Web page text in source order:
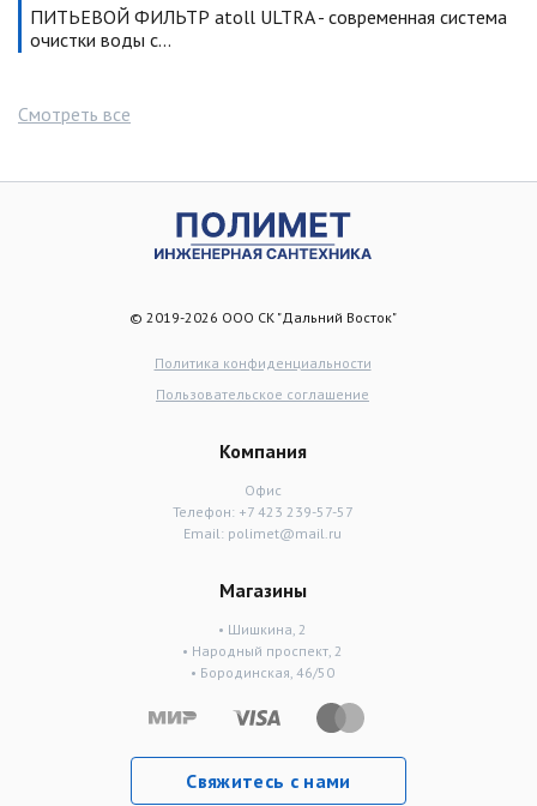
ПИТЬЕВОЙ ФИЛЬТР atoll ULTRA - современная система
очистки воды с…
Смотреть все
© 2019-2026 ООО СК "Дальний Восток"
Политика конфиденциальности
Пользовательское соглашение
Компания
Офис
Телефон: +7 423 239-57-57
Email: polimet@mail.ru
Магазины
• Шишкина, 2
• Народный проспект, 2
• Бородинская, 46/50
Свяжитесь с нами